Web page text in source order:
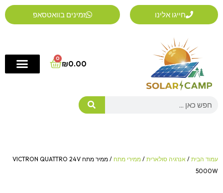
דילוג
לתוכן
חייגו אלינו זמינים בוואטסאפ
₪0.00
0
Cart
Search
עמוד הבית / אנרגיה סולארית / ממירי מתח
/ ממיר מתח VICTRON QUATTRO 24V
5000W